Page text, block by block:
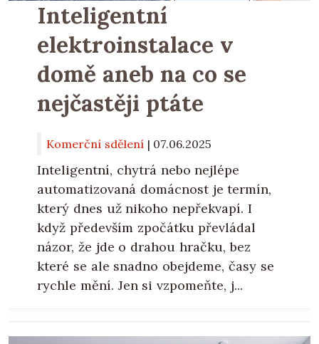
Inteligentní
elektroinstalace v
domě aneb na co se
nejčastěji ptáte
Komerční sdělení | 07.06.2025
Inteligentní, chytrá nebo nejlépe
automatizovaná domácnost je termín,
který dnes už nikoho nepřekvapí. I
když především zpočátku převládal
názor, že jde o drahou hračku, bez
které se ale snadno obejdeme, časy se
rychle mění. Jen si vzpomeňte, j...